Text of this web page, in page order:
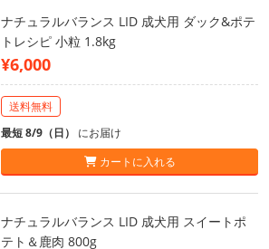
ナチュラルバランス LID 成犬用 ダック&ポテ
トレシピ 小粒 1.8kg
¥6,000
送料無料
最短 8/9（日） にお届け
カートに入れる
ナチュラルバランス LID 成犬用 スイートポ
テト＆鹿肉 800g